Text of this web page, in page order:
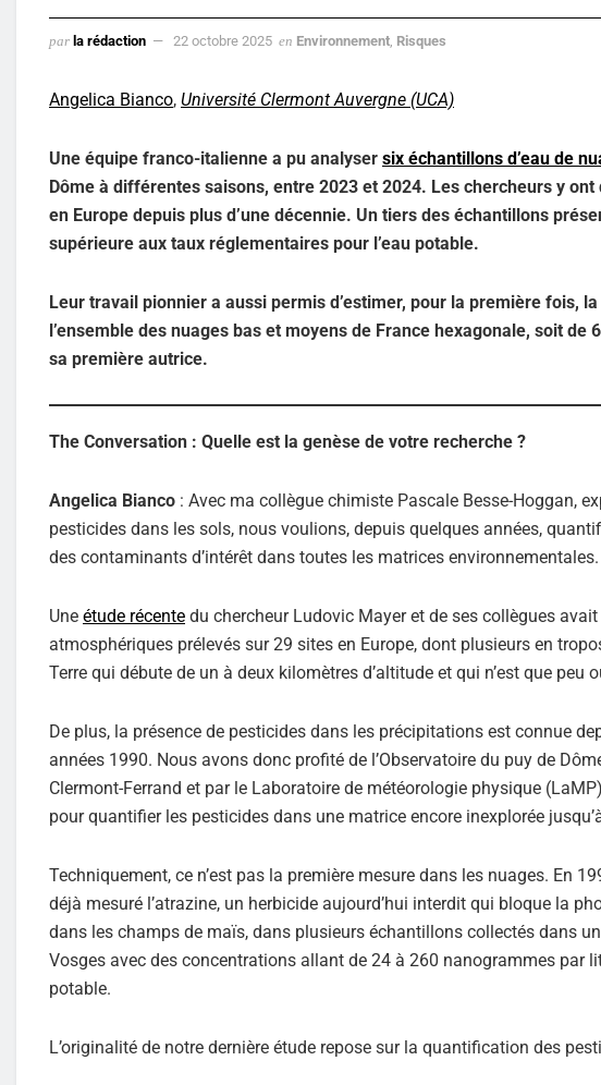
par la rédaction 22 octobre 2025 en Environnement Risques
Angelica Bianco, Université Clermont Auvergne (UCA)
Une équipe franco-italienne a pu analyser six échantillons d’eau de
Dôme à différentes saisons, entre 2023 et 2024. Les chercheurs y
en Europe depuis plus d’une décennie. Un tiers des échantillons
supérieure aux taux réglementaires pour l’eau potable.
Leur travail pionnier a aussi permis d’estimer, pour la première fois,
l’ensemble des nuages bas et moyens de France hexagonale, soit
sa première autrice.
The Conversation : Quelle est la genèse de votre recherche ?
Angelica Bianco : Avec ma collègue chimiste Pascale Besse-Hoggan,
pesticides dans les sols, nous voulions, depuis quelques années,
des contaminants d’intérêt dans toutes les matrices environnementales.
Une étude récente du chercheur Ludovic Mayer et de ses collègues
atmosphériques prélevés sur 29 sites en Europe, dont plusieurs en
Terre qui débute de un à deux kilomètres d’altitude et qui n’est que
De plus, la présence de pesticides dans les précipitations est connue
années 1990. Nous avons donc profité de l’Observatoire du puy de
Clermont-Ferrand et par le Laboratoire de météorologie physique
pour quantifier les pesticides dans une matrice encore inexplorée
Techniquement, ce n’est pas la première mesure dans les nuages. En
déjà mesuré l’atrazine, un herbicide aujourd’hui interdit qui bloque la
dans les champs de maïs, dans plusieurs échantillons collectés dans
Vosges avec des concentrations allant de 24 à 260 nanogrammes par
potable.
L’originalité de notre dernière étude repose sur la quantification des